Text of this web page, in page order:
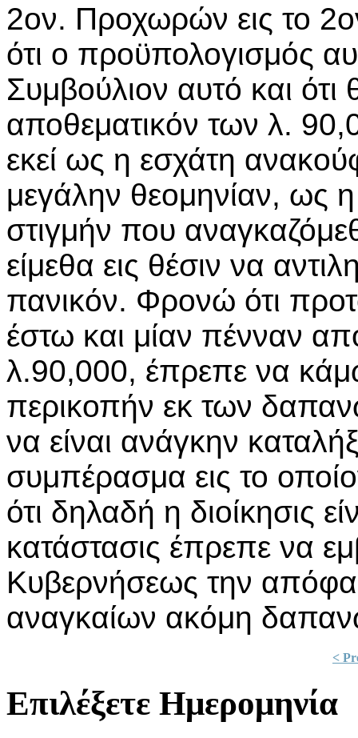
2ον. Προχωρών εις το
ότι ο προϋπολογισμός
Συμβούλιον αυτό και
αποθεματικόν των λ.
εκεί ως η εσχάτη
μεγάλην θεομηνίαν, ως η
στιγμήν που
είμεθα εις θέσιν να
πανικόν. Φρονώ ότι
έστω και μίαν πένναν
λ.90,000, έπρεπε να
περικοπήν εκ των
να είναι ανάγκην
συμπέρασμα εις το
ότι δηλαδή η διοίκησις
κατάστασις έπρεπε να
Κυβερνήσεως την
αναγκαίων ακόμη
<
Επιλέξετε Ημερομηνία